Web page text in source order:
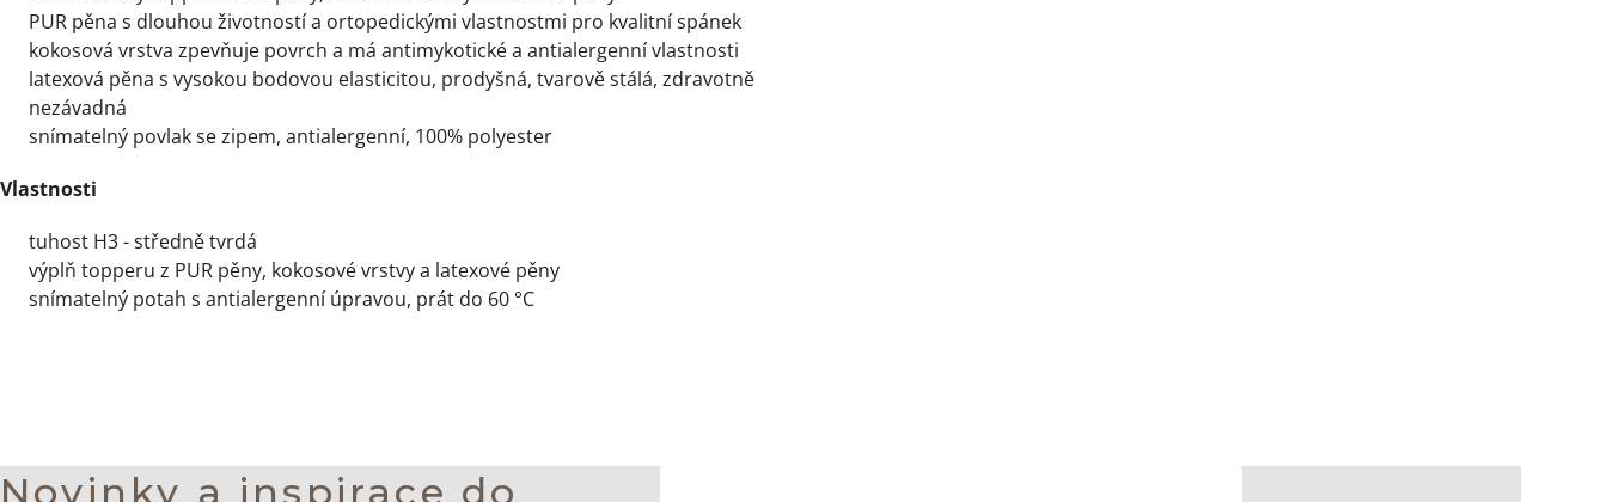
PUR pěna s dlouhou životností a ortopedickými vlastnostmi pro kvalitní spánek
kokosová vrstva zpevňuje povrch a má antimykotické a antialergenní vlastnosti
latexová pěna s vysokou bodovou elasticitou, prodyšná, tvarově stálá, zdravotně
nezávadná
snímatelný povlak se zipem, antialergenní, 100% polyester
Vlastnosti
tuhost H3 - středně tvrdá
výplň topperu z PUR pěny, kokosové vrstvy a latexové pěny
snímatelný potah s antialergenní úpravou, prát do 60 °C
Novinky a inspirace do